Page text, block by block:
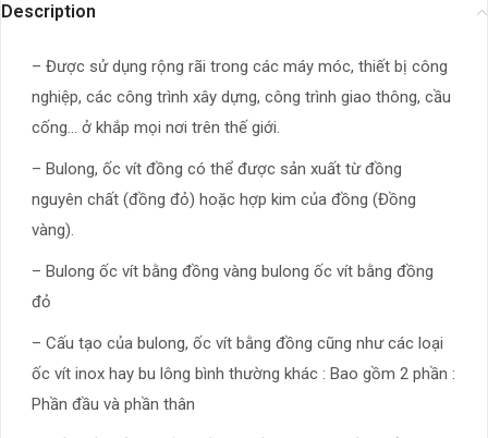
Description
– Được sử dụng rộng rãi trong các máy móc, thiết bị công
nghiệp, các công trình xây dựng, công trình giao thông, cầu
cống… ở khắp mọi nơi trên thế giới.
– Bulong, ốc vít đồng có thể được sản xuất từ đồng
nguyên chất (đồng đỏ) hoặc hợp kim của đồng (Đồng
vàng).
– Bulong ốc vít bằng đồng vàng bulong ốc vít bằng đồng
đỏ
– Cấu tạo của bulong, ốc vít bằng đồng cũng như các loại
ốc vít inox hay bu lông bình thường khác : Bao gồm 2 phần :
Phần đầu và phần thân